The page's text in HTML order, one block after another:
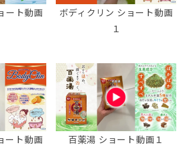
ート動画
ボディクリン ショート動画
１
ート動画
百薬湯 ショート動画１